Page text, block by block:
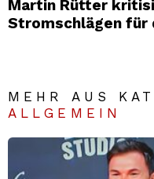
Martin Rütter
Stromschlägen für
MEHR AUS
ALLGEMEIN